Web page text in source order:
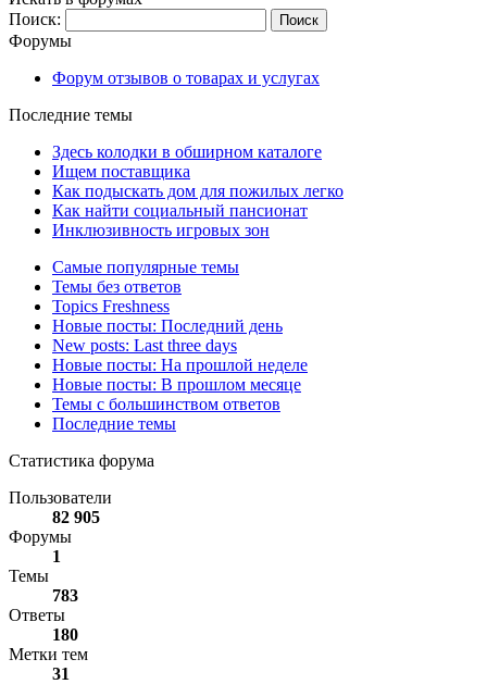
Поиск:
Форумы
Форум отзывов о товарах и услугах
Последние темы
Здесь колодки в обширном каталоге
Ищем поставщика
Как подыскать дом для пожилых легко
Как найти социальный пансионат
Инклюзивность игровых зон
Самые популярные темы
Темы без ответов
Topics Freshness
Новые посты: Последний день
New posts: Last three days
Новые посты: На прошлой неделе
Новые посты: В прошлом месяце
Темы с большинством ответов
Последние темы
Статистика форума
Пользователи
82 905
Форумы
1
Темы
783
Ответы
180
Метки тем
31